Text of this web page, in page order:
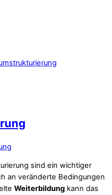
sind ein wichtiger
an veränderte Bedingungen
Weiterbildung kann das